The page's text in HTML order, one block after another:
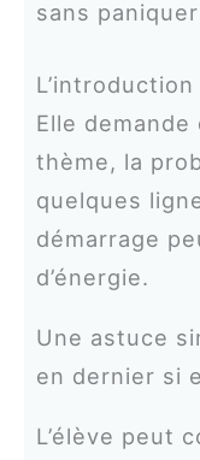
sans paniquer
Elle
thème, la
quelques
démarrage
d’énergie.
Une astuce
en dernier si
L’élève peut